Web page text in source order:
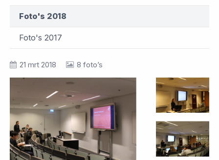
Foto's 2018
Foto's 2017
21 mrt 2018 8 foto’s